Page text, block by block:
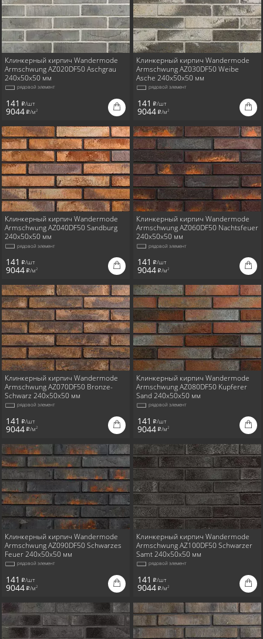
Клинкерный кирпич Wandermode
Armschwung AZ020DF50 Aschgrau
240x50x50 мм
рядовой элемент
141 i/шт
9044 i/м2
Клинкерный кирпич Wandermode
Armschwung AZ030DF50 Weibe
Asche 240x50x50 мм
рядовой элемент
141 i/шт
9044 i/м2
Клинкерный кирпич Wandermode
Armschwung AZ040DF50 Sandburg
240x50x50 мм
рядовой элемент
141 i/шт
9044 i/м2
Клинкерный кирпич Wandermode
Armschwung AZ060DF50 Nachtsfeuer
240x50x50 мм
рядовой элемент
141 i/шт
9044 i/м2
Клинкерный кирпич Wandermode
Armschwung AZ070DF50 Bronze-
Schwarz 240x50x50 мм
рядовой элемент
141 i/шт
9044 i/м2
Клинкерный кирпич Wandermode
Armschwung AZ080DF50 Kupferer
Sand 240x50x50 мм
рядовой элемент
141 i/шт
9044 i/м2
Клинкерный кирпич Wandermode
Armschwung AZ090DF50 Schwarzes
Feuer 240x50x50 мм
рядовой элемент
141 i/шт
9044 i/м2
Клинкерный кирпич Wandermode
Armschwung AZ100DF50 Schwarzer
Samt 240x50x50 мм
рядовой элемент
141 i/шт
9044 i/м2